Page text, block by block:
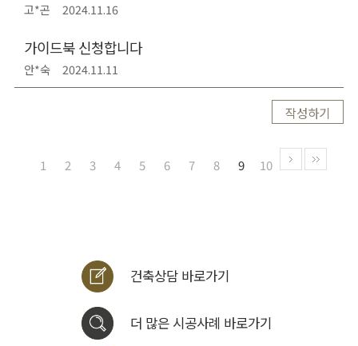
고*곤 2024.11.16
가이드북 신청합니다
안*숙 2024.11.11
작성하기
1 2 3 4 5 6 7 8 9 10
건축상담 바로가기
더 많은 시공사례 바로가기